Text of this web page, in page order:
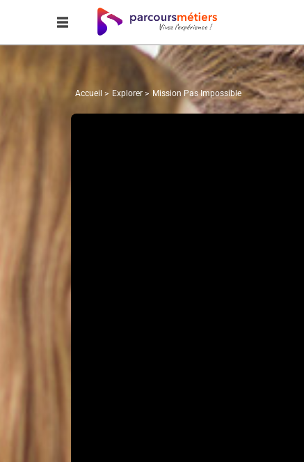
Accueil Explorer Mission Pas Impossible